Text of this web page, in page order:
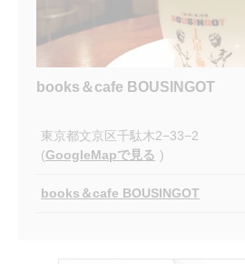
books＆cafe BOUSINGOT
東京都文京区千駄木2−33−2
(GoogleMapで見る )
books＆cafe BOUSINGOT